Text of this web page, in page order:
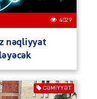
4029
nəqliyyat
CƏMIYYƏT